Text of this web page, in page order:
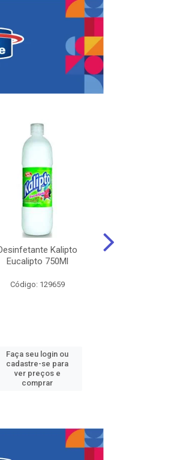
Kalipto
Eucalipto 750Ml
Código: 129659
Faça seu login ou
cadastre-se para
ver preços e
comprar